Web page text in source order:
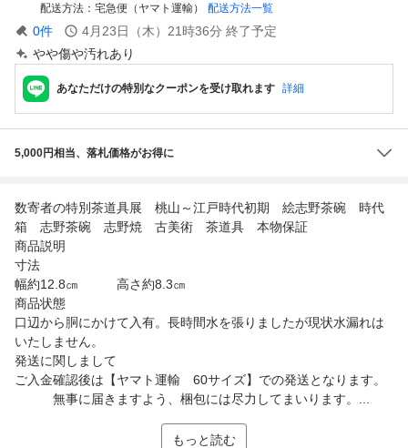
配送方法 宅急便（ヤマト運輸） 配送方法一覧
0件 4月23日（木）21時36分 終了予定
やや傷や汚れあり
あなただけの特別なクーポンを受け取れます 詳細
5,000円相当、落札価格がお得に
数寄者の特別茶道具展 桃山～江戸時代初期 絵志野茶碗 時代
箱 志野茶碗 志野焼 古美術 茶道具 本物保証
商品説明
寸法
幅約12.8㎝ 高さ約8.3㎝
商品状態
口辺から胴にかけて入有。長時間水を張りましたが現状水漏れは
いたしません。
発送に関しまして
ご入金確認後は【ヤマト運輸 60サイズ】での発送となります。
無事に届きますよう、梱包には尽力してまいります。...
もっと読む